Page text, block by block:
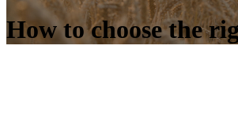
How to choose the